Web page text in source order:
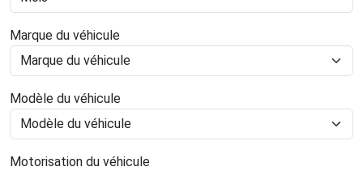
Marque du véhicule
Modèle du véhicule
Motorisation du véhicule